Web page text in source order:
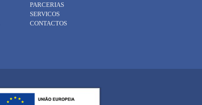
PARCERIAS
SERVICOS
CONTACTOS